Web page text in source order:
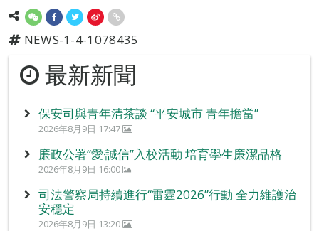
NEWS-1-4-1078435
最新新聞
保安司與青年清茶談 “平安城市 青年擔當”
2026年8月9日 17:47
廉政公署“愛‧誠信”入校活動 培育學生廉潔品格
2026年8月9日 16:00
司法警察局持續進行“雷霆2026”行動 全力維護治
安穩定
2026年8月9日 13:20